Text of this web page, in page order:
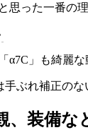
思った一番の
α7C」も綺麗
手ぶれ補正の
、装備な